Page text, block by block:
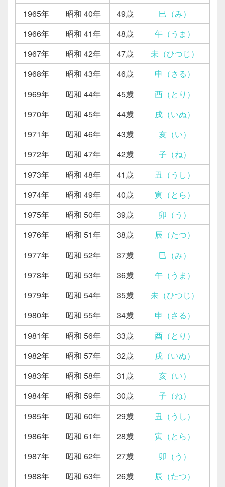
1965年
昭和 40年 49歳
巳（み）
1966年
昭和 41年 48歳
午（うま）
1967年
昭和 42年 47歳
未（ひつじ）
1968年
昭和 43年 46歳
申（さる）
1969年
昭和 44年 45歳
酉（とり）
1970年
昭和 45年 44歳
戌（いぬ）
1971年
昭和 46年 43歳
亥（い）
1972年
昭和 47年 42歳
子（ね）
1973年
昭和 48年 41歳
丑（うし）
1974年
昭和 49年 40歳
寅（とら）
1975年
昭和 50年 39歳
卯（う）
1976年
昭和 51年 38歳
辰（たつ）
1977年
昭和 52年 37歳
巳（み）
1978年
昭和 53年 36歳
午（うま）
1979年
昭和 54年 35歳
未（ひつじ）
1980年
昭和 55年 34歳
申（さる）
1981年
昭和 56年 33歳
酉（とり）
1982年
昭和 57年 32歳
戌（いぬ）
1983年
昭和 58年 31歳
亥（い）
1984年
昭和 59年 30歳
子（ね）
1985年
昭和 60年 29歳
丑（うし）
1986年
昭和 61年 28歳
寅（とら）
1987年
昭和 62年 27歳
卯（う）
1988年
昭和 63年 26歳
辰（たつ）